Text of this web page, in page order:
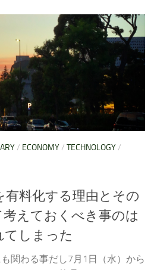
/ ECONOMY/ TECHNOLOGY/
有料化する理由とその
えておくべき事のは
しまった
関わる事だし7月1日（水）から